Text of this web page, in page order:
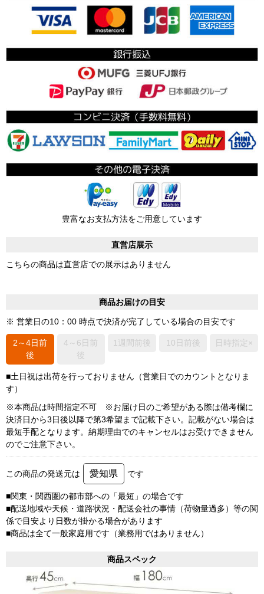
豊富なお支払方法をご用意しています
直営店展示
こちらの商品は直営店での展示はありません
商品お届けの目安
※ 営業日の10：00 時点で決済が完了している場合の目安です
2～4日前
後
4～6日前
後
1週間前後 10日前後 日時指定×
■土日祝は出荷を行っておりません（営業日でのカウントとなりま
す）
※本商品は時間指定不可 ※お届け日のご希望がある際は備考欄に
決済日から3日後以降で第3希望まで記載下さい。記載がない場合は
最短手配となります。納期理由でのキャンセルはお受けできません
のでご注意下さい。
この商品の発送元は 愛知県 です
■関東・関西圏の都市部への「最短」の場合です
■配送地域や天候・道路状況・配送会社の事情（荷物量過多）等の関
係で目安より日数が掛かる場合があります
■商品は全て一般家庭用です（業務用ではありません）
商品スペック